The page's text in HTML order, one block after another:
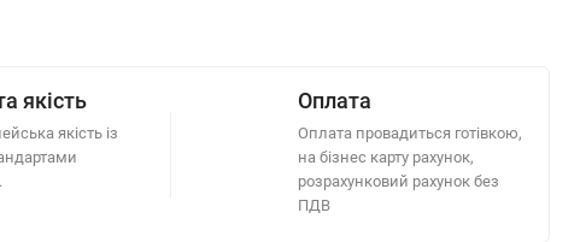
якість
якість із
Оплата
Оплата провадиться готівкою,
на бізнес карту рахунок,
розрахунковий рахунок без
ПДВ